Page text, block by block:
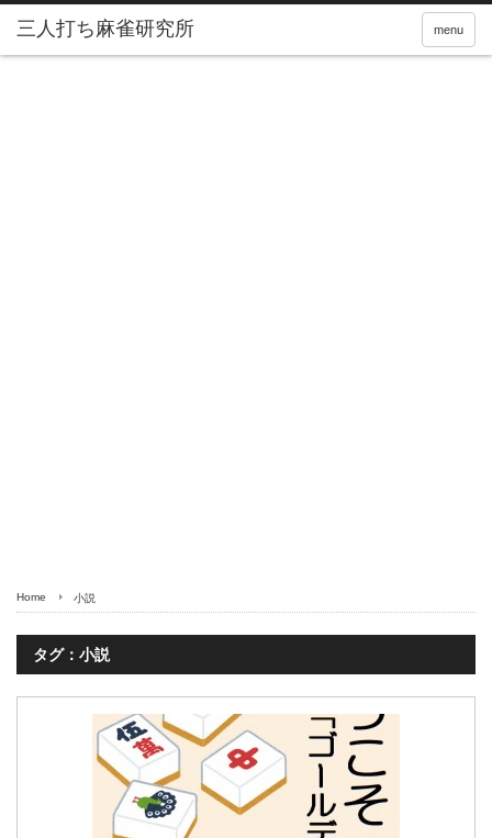
三人打ち麻雀研究所 menu
Home 小説
タグ：小説